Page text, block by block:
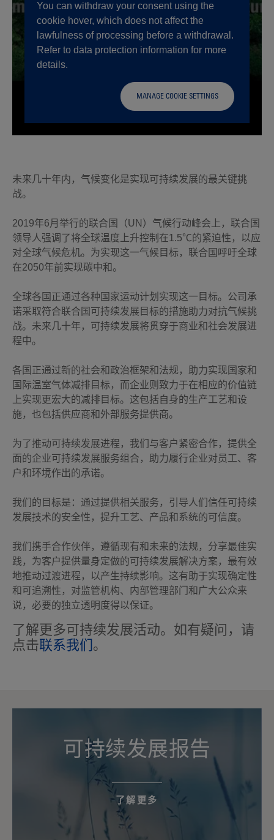
You can withdraw your consent using the
cookie hover, which does not affect the
lawfulness of processing before a withdrawal.
Refer to data protection information for more
details.
MANAGE COOKIE SETTINGS
未来几十年内，气候变化是实现可持续发展的最关键挑
战。
2019年6月举行的联合国（UN）气候行动峰会上，联合国
领导人强调了将全球温度上升控制在1.5℃的紧迫性，以应
对全球气候危机。为实现这一气候目标，联合国呼吁全球
在2050年前实现碳中和。
全球各国正通过各种国家运动计划实现这一目标。公司承
诺采取符合联合国可持续发展目标的措施助力对抗气候挑
战。未来几十年，可持续发展将贯穿于商业和社会发展进
程中。
各国正通过新的社会和政治框架和法规，助力实现国家和
国际温室气体减排目标，而企业则致力于在相应的价值链
上实现更宏大的减排目标。这包括自身的生产工艺和设
施，也包括供应商和外部服务提供商。
为了推动可持续发展进程，我们与客户紧密合作，提供全
面的企业可持续发展服务组合，助力履行企业对员工、客
户和环境作出的承诺。
我们的目标是：通过提供相关服务，引导人们信任可持续
发展技术的安全性，提升工艺、产品和系统的可信度。
我们携手合作伙伴，遵循现有和未来的法规，分享最佳实
践，为客户提供量身定做的可持续发展解决方案，最有效
地推动过渡进程，以产生持续影响。这有助于实现确定性
和可追溯性，对监管机构、内部管理部门和广大公众来
说，必要的独立透明度得以保证。
了解更多可持续发展活动。如有疑问，请
点击联系我们 。
可持续发展报告
了解更多